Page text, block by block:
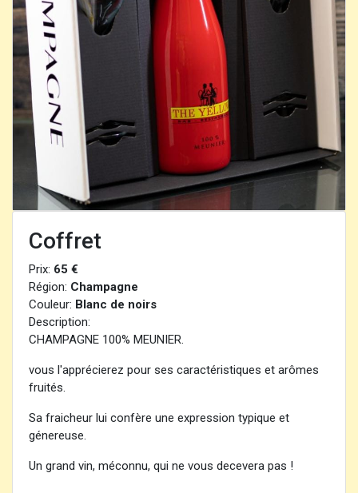
Coffret
Prix: 65 €
Région: Champagne
Couleur: Blanc de noirs
Description:
CHAMPAGNE 100% MEUNIER.
vous l'apprécierez pour ses caractéristiques et arômes
fruités.
Sa fraicheur lui confère une expression typique et
génereuse.
Un grand vin, méconnu, qui ne vous decevera pas !